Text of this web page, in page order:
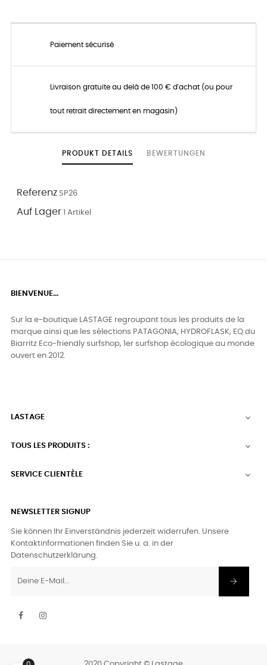
Paiement sécurisé
Livraison gratuite au delà de 100 € d'achat (ou pour
tout retrait directement en magasin)
PRODUKT DETAILS BEWERTUNGEN
Referenz SP26
Auf Lager 1 Artikel
BIENVENUE...
Sur la e-boutique LASTAGE regroupant tous les produits de la
marque ainsi que les sélections PATAGONIA, HYDROFLASK, EQ du
Biarritz Eco-friendly surfshop, 1er surfshop écologique au monde
ouvert en 2012.
LASTAGE 
TOUS LES PRODUITS : 
SERVICE CLIENTÈLE 
NEWSLETTER SIGNUP
Sie können Ihr Einverständnis jederzeit widerrufen. Unsere
Kontaktinformationen finden Sie u. a. in der
Datenschutzerklärung.
Facebook